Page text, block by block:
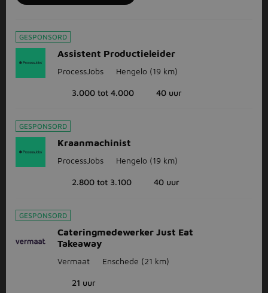
GESPONSORD
Assistent Productieleider
ProcessJobs Hengelo (19 km)
3.000 tot 4.000 40 uur
GESPONSORD
Kraanmachinist
ProcessJobs Hengelo (19 km)
2.800 tot 3.100 40 uur
GESPONSORD
Cateringmedewerker Just Eat
Takeaway
Vermaat Enschede (21 km)
21 uur